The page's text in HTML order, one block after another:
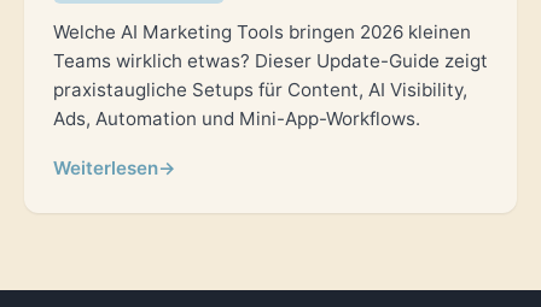
Welche AI Marketing Tools bringen 2026 kleinen
Teams wirklich etwas? Dieser Update-Guide zeigt
praxistaugliche Setups für Content, AI Visibility,
Ads, Automation und Mini-App-Workflows.
Weiterlesen→